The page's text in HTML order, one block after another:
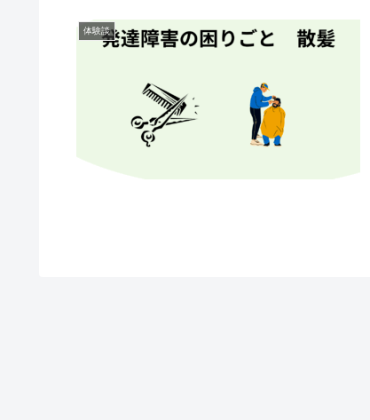
体験談